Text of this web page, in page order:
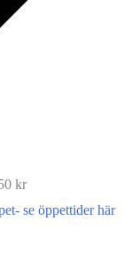
kr
se öppettider här